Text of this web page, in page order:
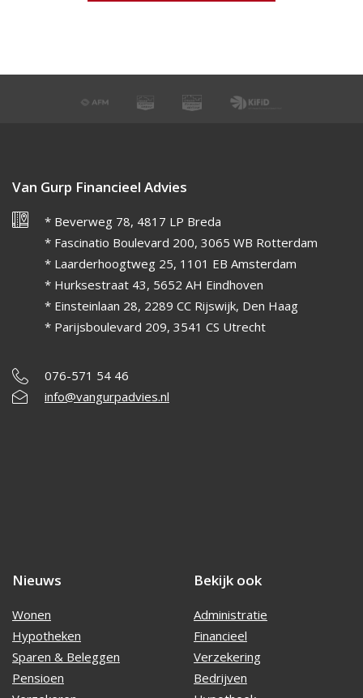
Van Gurp Financieel Advies
* Beverweg 78, 4817 LP Breda
* Fascinatio Boulevard 200, 3065 WB Rotterdam
* Laarderhoogtweg 25, 1101 EB Amsterdam
* Hurksestraat 43, 5652 AH Eindhoven
* Einsteinlaan 28, 2289 CC Rijswijk, Den Haag
* Parijsboulevard 209, 3541 CS Utrecht
076-571 54 46
info@vangurpadvies.nl
Nieuws
Wonen
Hypotheken
Sparen & Beleggen
Pensioen
Bekijk ook
Administratie
Financieel
Verzekering
Bedrijven